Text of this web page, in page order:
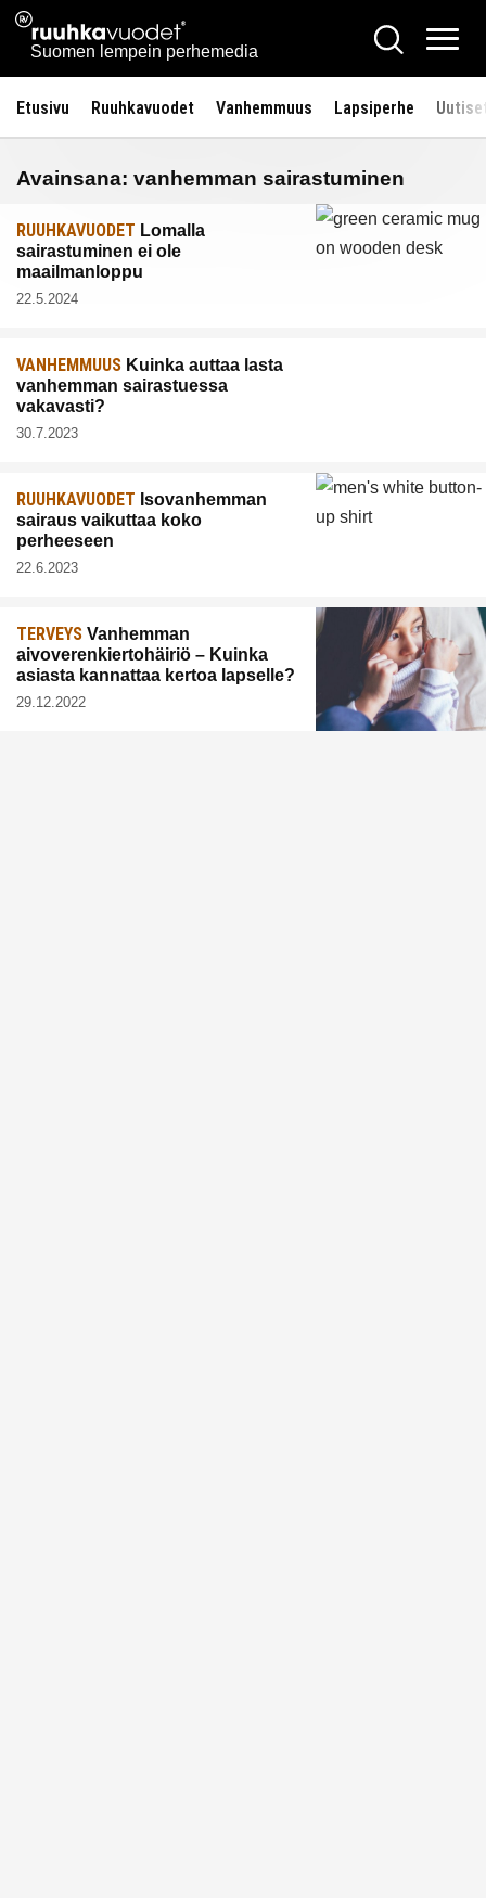
Siirry
sisältöön
Ruuhkavuodet.fi
Suomen lempein perhemedia
Hae
Etusivu Ruuhkavuodet Vanhemmuus Lapsiperhe
Avainsana: vanhemman sairastuminen
RUUHKAVUODET Lomalla
sairastuminen ei ole
maailmanloppu
22.5.2024
VANHEMMUUS Kuinka auttaa lasta
vanhemman sairastuessa
vakavasti?
30.7.2023
RUUHKAVUODET Isovanhemman
sairaus vaikuttaa koko
perheeseen
22.6.2023
TERVEYS Vanhemman
aivoverenkiertohäiriö – Kuinka
asiasta kannattaa kertoa lapselle?
29.12.2022